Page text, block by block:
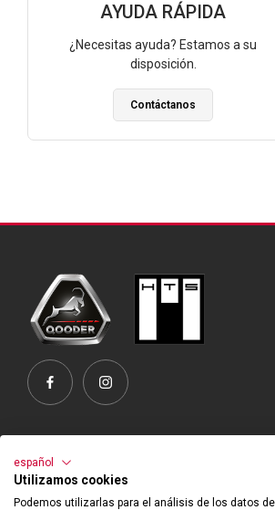
AYUDA RÁPIDA
¿Necesitas ayuda? Estamos a su
disposición.
Contáctanos
español
Utilizamos cookies
Podemos utilizarlas para el análisis de los datos